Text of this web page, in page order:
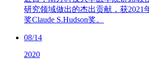
研究领域做出的杰出贡献，获2021
奖Claude S.Hudson奖。
08/14
2020